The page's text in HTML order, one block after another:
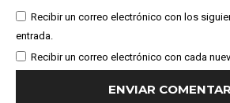
Recibir un correo electrónico con los
entrada.
Recibir un correo electrónico con cada